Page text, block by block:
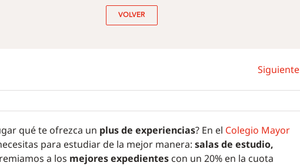
VOLVER
Siguiente
qué te ofrezca un plus de experiencias? En el Colegio Mayor
para estudiar de la mejor manera: salas de estudio,
a los mejores expedientescon un 20% en la cuota